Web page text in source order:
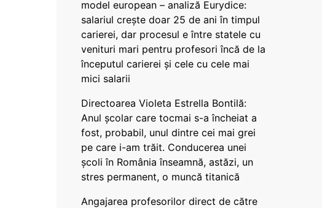
model european – analiză Eurydice:
salariul crește doar 25 de ani în timpul
carierei, dar procesul e între statele cu
venituri mari pentru profesori încă de la
începutul carierei și cele cu cele mai
mici salarii
Directoarea Violeta Estrella Bontilă:
Anul școlar care tocmai s-a încheiat a
fost, probabil, unul dintre cei mai grei
pe care i-am trăit. Conducerea unei
școli în România înseamnă, astăzi, un
stres permanent, o muncă titanică
Angajarea profesorilor direct de către